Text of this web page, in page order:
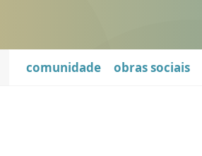
comunidade obras sociais